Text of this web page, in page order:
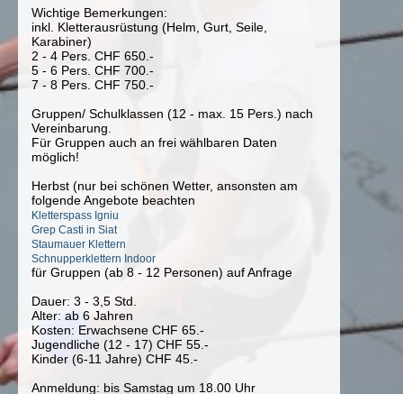
Wichtige Bemerkungen:
inkl. Kletterausrüstung (Helm, Gurt, Seile,
Karabiner)
2 - 4 Pers. CHF 650.-
5 - 6 Pers. CHF 700.-
7 - 8 Pers. CHF 750.-
Gruppen/ Schulklassen (12 - max. 15 Pers.) nach
Vereinbarung.
Für Gruppen auch an frei wählbaren Daten
möglich!
Herbst (nur bei schönen Wetter, ansonsten am
folgende Angebote beachten
Kletterspass Igniu
Grep Casti in Siat
Staumauer Klettern
Schnupperklettern Indoor
für Gruppen (ab 8 - 12 Personen) auf Anfrage
Dauer: 3 - 3,5 Std.
Alter: ab 6 Jahren
Kosten: Erwachsene CHF 65.-
Jugendliche (12 - 17) CHF 55.-
Kinder (6-11 Jahre) CHF 45.-
Anmeldung: bis Samstag um 18.00 Uhr